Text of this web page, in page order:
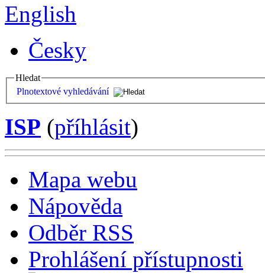
English
Česky
Hledat
Plnotextové vyhledávání
ISP (příhlásit)
Mapa webu
Nápověda
Odběr RSS
Prohlášení přístupnosti